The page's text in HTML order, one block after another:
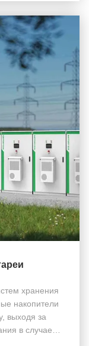
хранения
накопители
выходя за
в случае